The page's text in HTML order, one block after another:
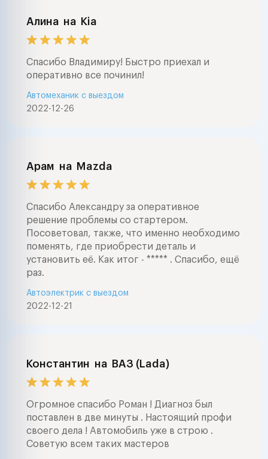
Алина на Kia
Спасибо Владимиру! Быстро приехал и
оперативно все починил!
2022-12-26
Автомеханик с выездом
Арам на Mazda
Спасибо Александру за оперативное
решение проблемы со стартером.
Посоветовал, также, что именно необходимо
поменять, где приобрести деталь и
установить её. Как итог - ***** . Спасибо, ещё
раз.
2022-12-21
Автоэлектрик с выездом
Константин на ВАЗ (Lada)
Огромное спасибо Роман ! Диагноз был
поставлен в две минуты . Настоящий профи
своего дела ! Автомобиль уже в строю .
Советую всем таких мастеров